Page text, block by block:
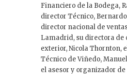
Financiero de la Bodega,
director Técnico,
director nacional de
Lamadrid, su directora de
exterior, Nicola Thornton,
Técnico de Viñedo,
el asesor y organizador